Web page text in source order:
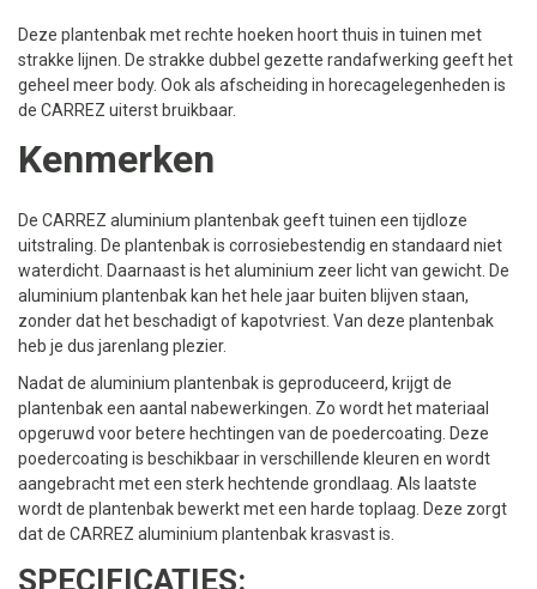
Deze plantenbak met rechte hoeken hoort thuis in tuinen met
strakke lijnen. De strakke dubbel gezette randafwerking geeft het
geheel meer body. Ook als afscheiding in horecagelegenheden is
de CARREZ uiterst bruikbaar.
Kenmerken
De CARREZ aluminium plantenbak geeft tuinen een tijdloze
uitstraling. De plantenbak is corrosiebestendig en standaard niet
waterdicht. Daarnaast is het aluminium zeer licht van gewicht. De
aluminium plantenbak kan het hele jaar buiten blijven staan,
zonder dat het beschadigt of kapotvriest. Van deze plantenbak
heb je dus jarenlang plezier.
Nadat de aluminium plantenbak is geproduceerd, krijgt de
plantenbak een aantal nabewerkingen. Zo wordt het materiaal
opgeruwd voor betere hechtingen van de poedercoating. Deze
poedercoating is beschikbaar in verschillende kleuren en wordt
aangebracht met een sterk hechtende grondlaag. Als laatste
wordt de plantenbak bewerkt met een harde toplaag. Deze zorgt
dat de CARREZ aluminium plantenbak krasvast is.
SPECIFICATIES: